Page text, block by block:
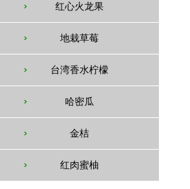
红心火龙果
地栽草莓
台湾香水柠檬
哈密瓜
金桔
红肉蜜柚